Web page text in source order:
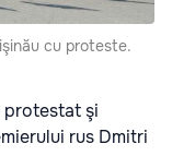
cu proteste.
protestat şi
rus Dmitri